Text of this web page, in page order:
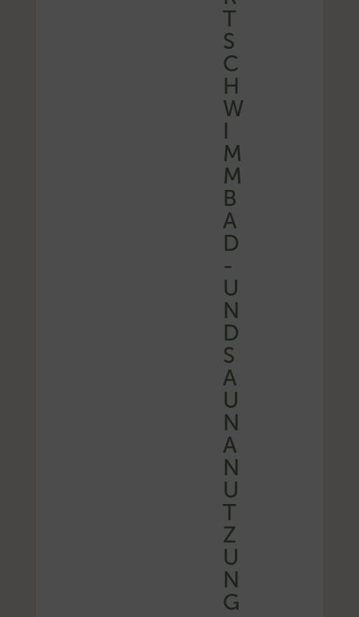
T
S
C
H
W
I
M
M
B
A
D
-
U
N
D
S
A
U
N
A
N
U
T
Z
U
N
G